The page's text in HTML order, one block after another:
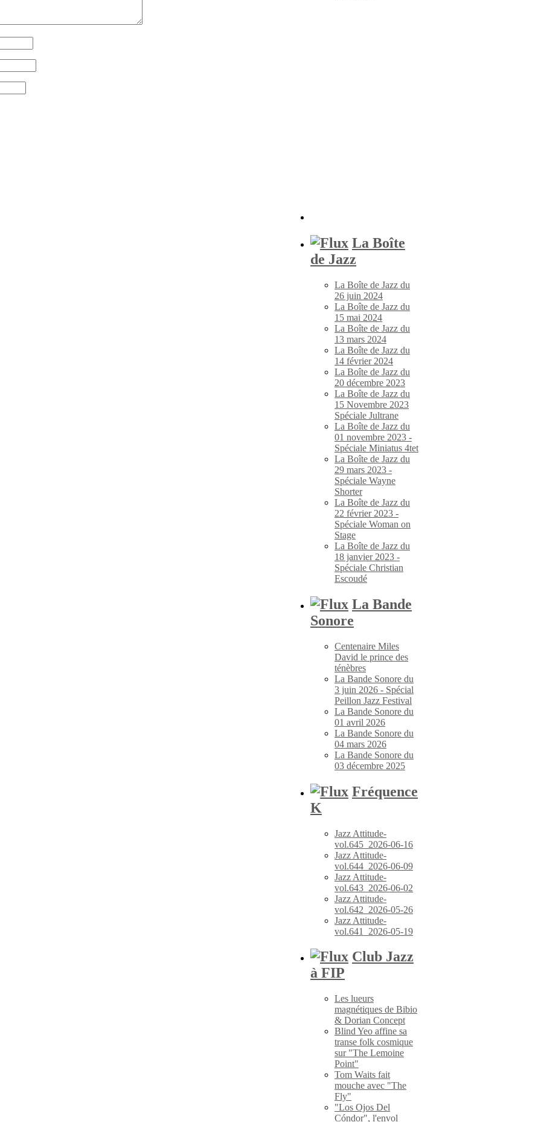
La Boîte
de Jazz
La Boîte de Jazz du
26 juin 2024
La Boîte de Jazz du
15 mai 2024
La Boîte de Jazz du
13 mars 2024
La Boîte de Jazz du
14 février 2024
La Boîte de Jazz du
20 décembre 2023
La Boîte de Jazz du
15 Novembre 2023
Spéciale Jultrane
La Boîte de Jazz du
01 novembre 2023 -
Spéciale Miniatus 4tet
La Boîte de Jazz du
29 mars 2023 -
Spéciale Wayne
Shorter
La Boîte de Jazz du
22 février 2023 -
Spéciale Woman on
Stage
La Boîte de Jazz du
18 janvier 2023 -
Spéciale Christian
Escoudé
La Bande
Sonore
Centenaire Miles
David le prince des
ténèbres
La Bande Sonore du
3 juin 2026 - Spécial
Peillon Jazz Festival
La Bande Sonore du
01 avril 2026
La Bande Sonore du
04 mars 2026
La Bande Sonore du
03 décembre 2025
Fréquence
K
Jazz Attitude-
vol.645_2026-06-16
Jazz Attitude-
vol.644_2026-06-09
Jazz Attitude-
vol.643_2026-06-02
Jazz Attitude-
vol.642_2026-05-26
Jazz Attitude-
vol.641_2026-05-19
Club Jazz
à FIP
Les lueurs
magnétiques de Bibio
& Dorian Concept
Blind Yeo affine sa
transe folk cosmique
sur "The Lemoine
Point"
Tom Waits fait
mouche avec "The
Fly"
"Los Ojos Del
Cóndor", l'envol